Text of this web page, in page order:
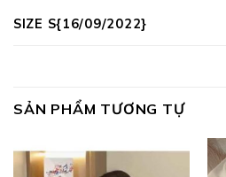
SIZE S{16/09/2022}
SẢN PHẨM TƯƠNG TỰ